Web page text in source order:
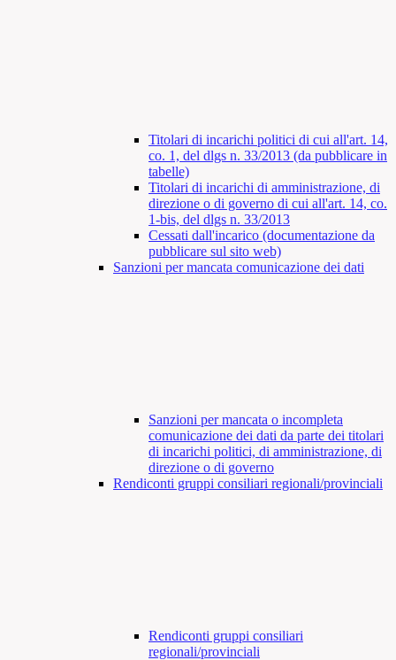
Titolari di incarichi politici di cui all'art. 14,
co. 1, del dlgs n. 33/2013 (da pubblicare in
tabelle)
Titolari di incarichi di amministrazione, di
direzione o di governo di cui all'art. 14, co.
1-bis, del dlgs n. 33/2013
Cessati dall'incarico (documentazione da
pubblicare sul sito web)
Sanzioni per mancata comunicazione dei dati
Sanzioni per mancata o incompleta
comunicazione dei dati da parte dei titolari
di incarichi politici, di amministrazione, di
direzione o di governo
Rendiconti gruppi consiliari regionali/provinciali
Rendiconti gruppi consiliari
regionali/provinciali